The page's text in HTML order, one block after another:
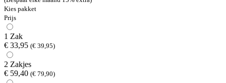
Kies pakket
Prijs
1 Zak
€ 33,95 (€ 39,95)
2 Zakjes
€ 59,40 (€ 79,90)